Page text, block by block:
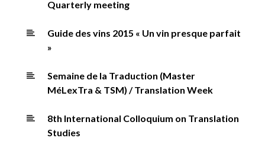
Quarterly meeting
Guide des vins 2015 « Un vin presque parfait
»
Semaine de la Traduction (Master
MéLexTra & TSM) / Translation Week
8th International Colloquium on Translation
Studies